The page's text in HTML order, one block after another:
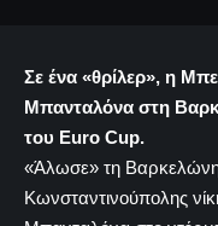
Σε ένα «θρίλερ», η
Μπανταλόνα στη
του Euro Cup.
«Άλωσε» τη Βαρκελώνη
Κωνσταντινούπολης